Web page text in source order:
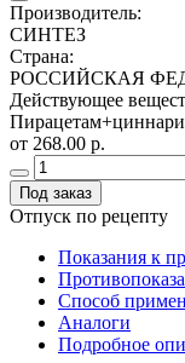
Производитель:
СИНТЕЗ
Страна:
РОССИЙСКАЯ
Действующее
от 268.00 р.
Под заказ
Отпуск по рецепту
Показания к
Способ
Аналоги
Подробное